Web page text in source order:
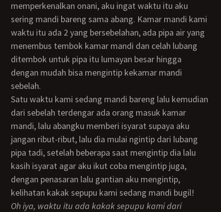
memperkenalkan onani, aku ingat waktu itu aku
sering mandi bareng sama abang. Kamar mandi kami
waktu itu ada 2 yang bersebelahan, ada pipa air yang
menembus tembok kamar mandi dan celah lubang
ditembok untuk pipa itu lumayan besar hingga
dengan mudah bisa mengintip kekamar mandi
sebelah.
Satu waktu kami sedang mandi bareng lalu kemudian
dari sebelah terdengar ada orang masuk kamar
mandi, lalu abangku memberi isyarat supaya aku
jangan ribut-ribut, lalu dia mulai ngintip dari lubang
pipa tadi, setelah beberapa saat mengintip dia lalu
kasih isyarat agar aku ikut coba mengintip juga,
dengan penasaran lalu gantian aku mengintip,
kelihatan kakak sepupu kami sedang mandi bugil!
Oh iya, waktu itu ada kakak sepupu kami dari